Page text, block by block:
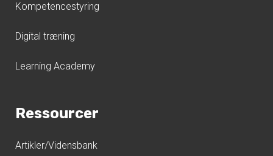
Kompetencestyring
Digital træning
Learning Academy
Ressourcer
Artikler/Vidensbank